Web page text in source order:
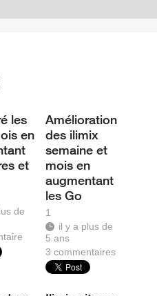
les
en
et
de
Amélioration
des ilimix
semaine et
mois en
augmentant
les Go
1
il y a plus de
5 ans
3commentaires